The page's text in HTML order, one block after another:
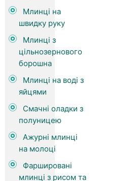
Млинці на
швидку руку
Млинці з
цільнозернового
борошна
Млинці на воді з
яйцями
Смачні оладки з
полуницею
Ажурні млинці
на молоці
Фаршировані
млинці з рисом та